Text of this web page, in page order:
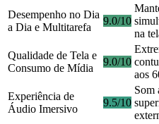
Desempenho no Dia
a Dia e Multitarefa
9.0/10
na
Qualidade de Tela e
Consumo de Mídia
9.0/10
aos
Experiência de
Áudio Imersivo
9.5/10
Som